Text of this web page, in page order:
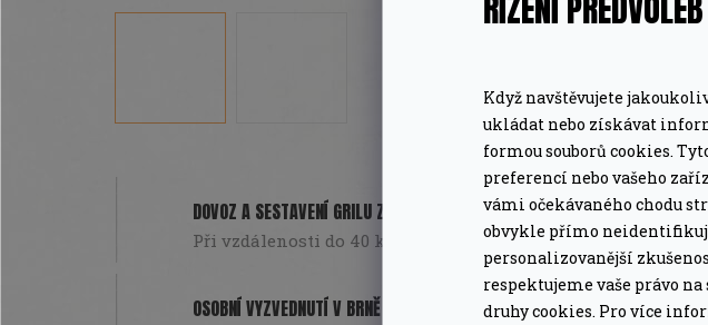
Když navštěvujete
ukládat nebo získávat
formou souborů cookies.
preferencí nebo vašeho
vámi očekávaného chodu
obvykle přímo
personalizovanější
respektujeme vaše právo
druhy cookies. Pro více
DOVOZ A SESTAVENÍ GRILU ZDARMA
Při vzdálenosti do 40 km od Brna. Pouze pro grily nad 15 tis.
OSOBNÍ VYZVEDNUTÍ V BRNĚ